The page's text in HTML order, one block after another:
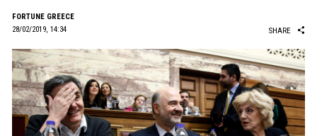
FORTUNE GREECE
28/02/2019, 14:34
SHARE